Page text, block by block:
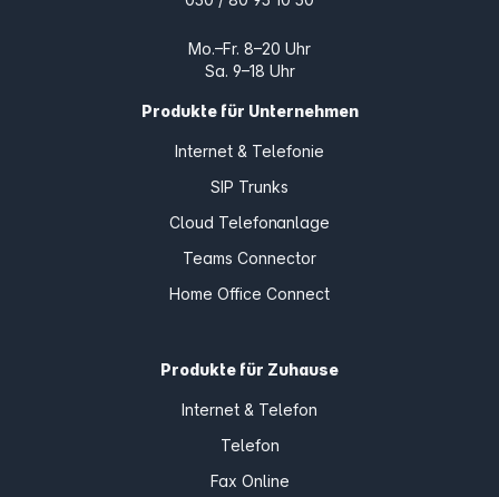
Mo.–Fr. 8–20 Uhr
Sa. 9–18 Uhr
Produkte für Unternehmen
Internet & Telefonie
SIP Trunks
Cloud Telefonanlage
Teams Connector
Home Office Connect
Produkte für Zuhause
Internet & Telefon
Telefon
Fax Online